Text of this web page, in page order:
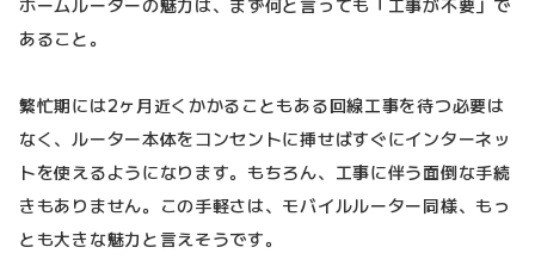
あること。
繁忙期には2ヶ月近くかかることもある回線工事を待つ必要は
なく、ルーター本体をコンセントに挿せばすぐにインターネッ
トを使えるようになります。もちろん、工事に伴う面倒な手続
きもありません。この手軽さは、モバイルルーター同様、もっ
とも大きな魅力と言えそうです。